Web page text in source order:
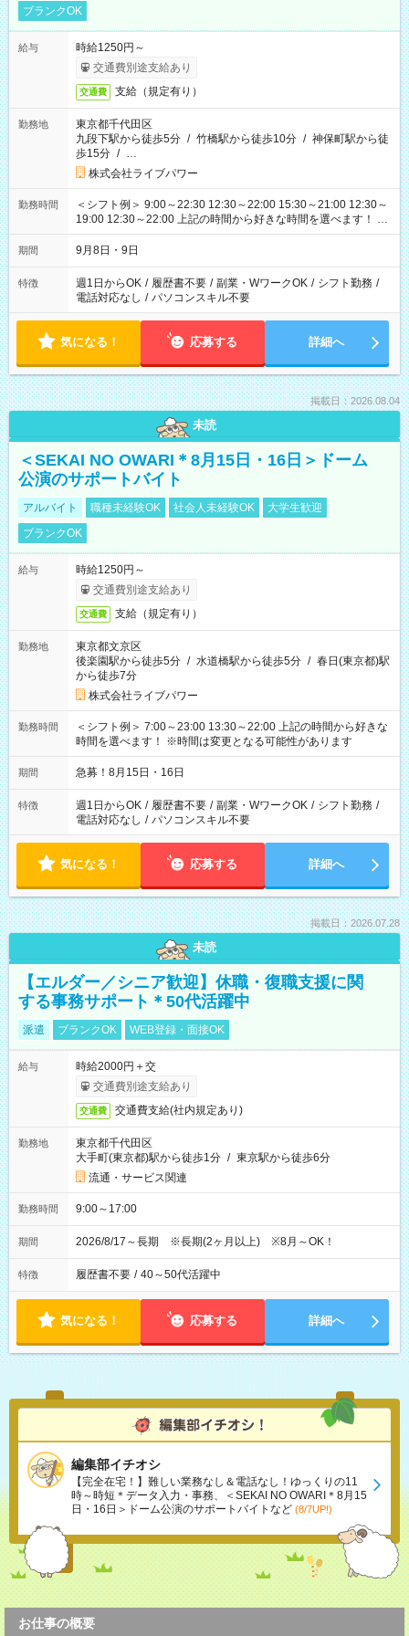
ブランクOK
給与
時給1250円～
交通費別途支給あり
交通費 支給（規定有り）
勤務地
東京都千代田区
九段下駅から徒歩5分 / 竹橋駅から徒歩10分 / 神保町駅から徒
歩15分 / …
株式会社ライブパワー
勤務時間
＜シフト例＞ 9:00～22:30 12:30～22:00 15:30～21:00 12:30～
19:00 12:30～22:00 上記の時間から好きな時間を選べます！ ※
時間は変更となる可能性があります
期間 9月8日・9日
特徴 週1日からOK / 履歴書不要 / 副業・WワークOK / シフト勤務 /
電話対応なし / パソコンスキル不要
気になる！ 応募する 詳細へ
掲載日：2026.08.04
未読
＜SEKAI NO OWARI＊8月15日・16日＞ドーム
公演のサポートバイト
アルバイト 職種未経験OK 社会人未経験OK
大学生歓迎
ブランクOK
給与
時給1250円～
交通費別途支給あり
交通費 支給（規定有り）
勤務地
東京都文京区
後楽園駅から徒歩5分 / 水道橋駅から徒歩5分 / 春日(東京都)駅
から徒歩7分
株式会社ライブパワー
勤務時間
＜シフト例＞ 7:00～23:00 13:30～22:00 上記の時間から好きな
時間を選べます！ ※時間は変更となる可能性があります
期間 急募！8月15日・16日
特徴 週1日からOK / 履歴書不要 / 副業・WワークOK / シフト勤務 /
電話対応なし / パソコンスキル不要
気になる！ 応募する 詳細へ
掲載日：2026.07.28
未読
【エルダー／シニア歓迎】休職・復職支援に関
する事務サポート＊50代活躍中
派遣 ブランクOK WEB登録・面接OK
給与
時給2000円＋交
交通費別途支給あり
交通費 交通費支給(社内規定あり)
勤務地
東京都千代田区
大手町(東京都)駅から徒歩1分 / 東京駅から徒歩6分
流通・サービス関連
勤務時間 9:00～17:00
期間 2026/8/17～長期 ※長期(2ヶ月以上) ※8月～OK！
特徴 履歴書不要 / 40～50代活躍中
気になる！ 応募する 詳細へ
編集部イチオシ
【完全在宅！】難しい業務なし＆電話なし！ゆっくりの11
時～時短＊データ入力・事務、＜SEKAI NO OWARI＊8月15
日・16日＞ドーム公演のサポートバイトなど (8/7UP!)
お仕事の概要